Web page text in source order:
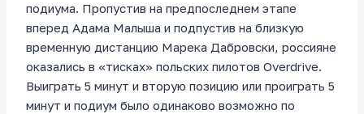
подиума. Пропустив на предпоследнем этапе
вперед Адама Малыша и подпустив на близкую
временную дистанцию Марека Дабровски, россияне
оказались в «тисках» польских пилотов Overdrive.
Выиграть 5 минут и вторую позицию или проиграть 5
минут и подиум было одинаково возможно по